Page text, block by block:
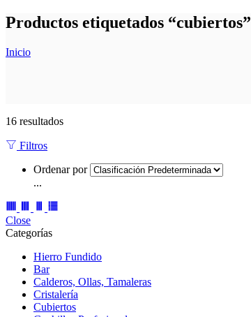
Productos etiquetados “cubiertos”
Inicio
16 resultados
Filtros
Ordenar por
...
Close
Categorías
Hierro Fundido
Bar
Calderos, Ollas, Tamaleras
Cristalería
Cubiertos